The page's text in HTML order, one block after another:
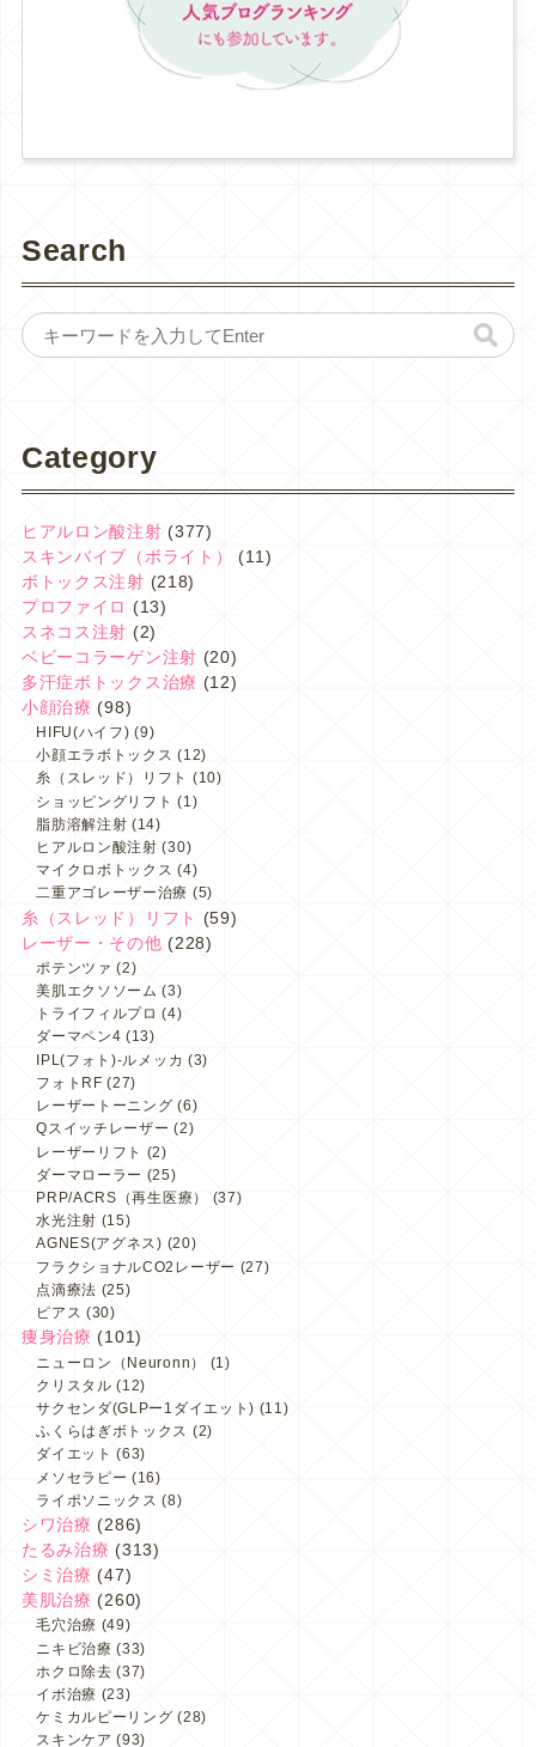
Search
Category
ヒアルロン酸注射 (377)
スキンバイブ（ボライト）
(11)
ボトックス注射 (218)
プロファイロ (13)
スネコス注射 (2)
ベビーコラーゲン注射 (20)
多汗症ボトックス治療 (12)
小顔治療 (98)
HIFU(ハイフ) (9)
小顔エラボトックス (12)
糸（スレッド）リフト (10)
ショッピングリフト (1)
脂肪溶解注射 (14)
ヒアルロン酸注射 (30)
マイクロボトックス (4)
二重アゴレーザー治療 (5)
糸（スレッド）リフト
(59)
レーザー・その他 (228)
ポテンツァ (2)
美肌エクソソーム (3)
トライフィルプロ (4)
ダーマペン4 (13)
IPL(フォト)-ルメッカ (3)
フォトRF (27)
レーザートーニング (6)
Qスイッチレーザー (2)
レーザーリフト (2)
ダーマローラー (25)
PRP/ACRS（再生医療）
(37)
水光注射 (15)
AGNES(アグネス) (20)
フラクショナルCO2レーザー (27)
点滴療法 (25)
ピアス (30)
痩身治療 (101)
ニューロン（Neuronn）
(1)
クリスタル (12)
サクセンダ(GLPー1ダイエット) (11)
ふくらはぎボトックス (2)
ダイエット (63)
メソセラピー (16)
ライポソニックス (8)
シワ治療 (286)
たるみ治療 (313)
シミ治療 (47)
美肌治療 (260)
毛穴治療 (49)
ニキビ治療 (33)
ホクロ除去 (37)
イボ治療 (23)
ケミカルピーリング (28)
スキンケア (93)